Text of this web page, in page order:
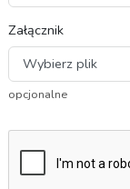
Załącznik
Wybierz plik
opcjonalne